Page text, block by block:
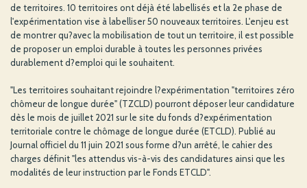
de territoires. 10 territoires ont déjà été labellisés et la 2e phase de
l'expérimentation vise à labelliser 50 nouveaux territoires. L'enjeu est
de montrer qu?avec la mobilisation de tout un territoire, il est possible
de proposer un emploi durable à toutes les personnes privées
durablement d?emploi qui le souhaitent.
"Les territoires souhaitant rejoindre l?expérimentation "territoires zéro
chômeur de longue durée" (TZCLD) pourront déposer leur candidature
dès le mois de juillet 2021 sur le site du fonds d?expérimentation
territoriale contre le chômage de longue durée (ETCLD). Publié au
Journal officiel du 11 juin 2021 sous forme d?un arrêté, le cahier des
charges définit "les attendus vis-à-vis des candidatures ainsi que les
modalités de leur instruction par le Fonds ETCLD".